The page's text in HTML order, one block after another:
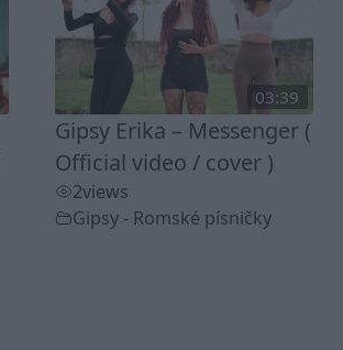
03:39
Gipsy Erika – Messenger (
Official video / cover )
2views
Gipsy - Romské písničky